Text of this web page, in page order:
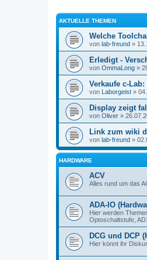
AKTUELLE THEMEN
Welche
von lab-freund »
Erledigt -
von OmmaLong »
Verkaufe c-
von Laborgeist »
Display zeigt
von Oliver »
Link zum wiki
von lab-freund »
HARDWARE
ACV
Alles rund um das
ADA-IO
Hier werden
Optoschaltstufe,
DCG und DCP
Hier könnt ihr